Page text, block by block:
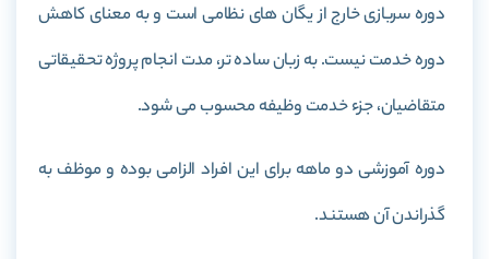
دوره سربازی خارج از یگان های نظامی است و به معنای کاهش
دوره خدمت نیست. به زبان ساده تر، مدت انجام پروژه تحقیقاتی
متقاضیان، جزء خدمت وظیفه محسوب می شود.
دوره آموزشی دو ماهه برای این افراد الزامی بوده و موظف به
گذراندن آن هستند.